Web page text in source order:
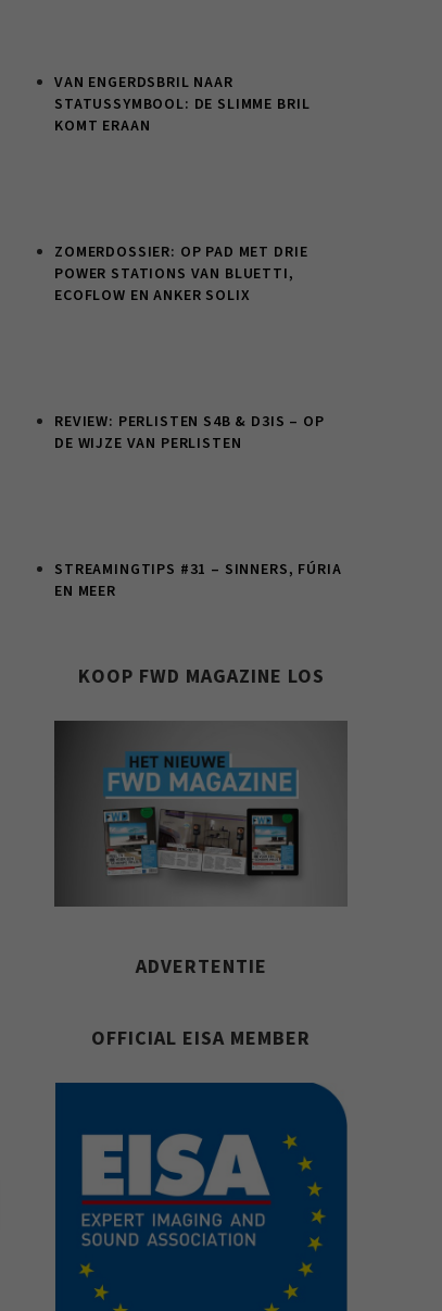
VAN ENGERDSBRIL NAAR
STATUSSYMBOOL: DE SLIMME BRIL
KOMT ERAAN
ZOMERDOSSIER: OP PAD MET DRIE
POWER STATIONS VAN BLUETTI,
ECOFLOW EN ANKER SOLIX
REVIEW: PERLISTEN S4B & D3IS – OP
DE WIJZE VAN PERLISTEN
STREAMINGTIPS #31 – SINNERS, FÚRIA
EN MEER
KOOP FWD MAGAZINE LOS
ADVERTENTIE
OFFICIAL EISA MEMBER